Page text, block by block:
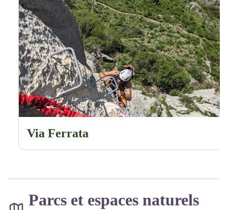
Via Ferrata
Parcs et espaces naturels